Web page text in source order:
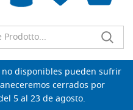
vacía
no disponibles pueden sufrir
cerrados por
5 al 23 de agosto.